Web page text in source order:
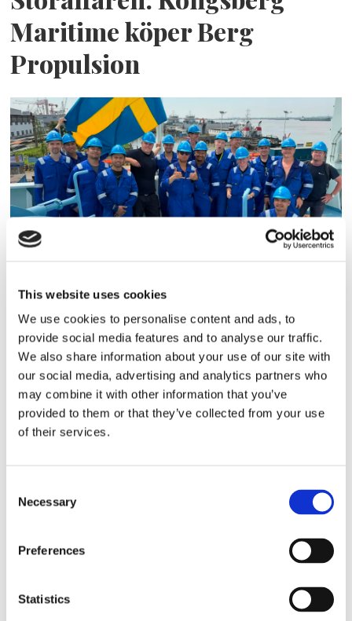
This website uses cookies
We use cookies to personalise content and ads, to
provide social media features and to analyse our traffic.
We also share information about your use of our site with
our social media, advertising and analytics partners who
may combine it with other information that you’ve
provided to them or that they’ve collected from your use
of their services.
Selection
Necessary
Preferences
Statistics
Maritime köper Berg
Propulsion
nybygge
Lars ”Lasse” Fransén